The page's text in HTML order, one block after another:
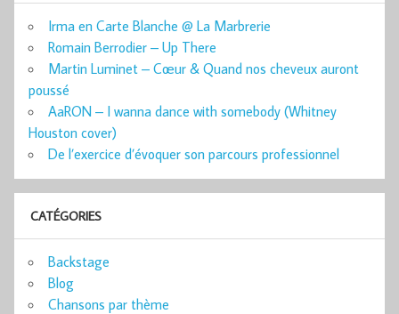
Irma en Carte Blanche @ La Marbrerie
Romain Berrodier – Up There
Martin Luminet – Cœur & Quand nos cheveux auront
poussé
AaRON – I wanna dance with somebody (Whitney
Houston cover)
De l’exercice d’évoquer son parcours professionnel
CATÉGORIES
Backstage
Blog
Chansons par thème